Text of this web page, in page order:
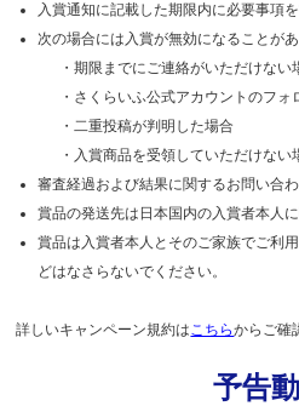
入賞通知に記載した期限内に必要事項
次の場合には入賞が無効になることが
・期限までにご連絡がいただけない
・さくらいふ公式アカウントのフォ
・二重投稿が判明した場合
・入賞商品を受領していただけない
審査経過および結果に関するお問い合
賞品の発送先は日本国内の入賞者本人
賞品は入賞者本人とそのご家族でご利
どはなさらないでください。
詳しいキャンペーン規約はこちらからご確
予告